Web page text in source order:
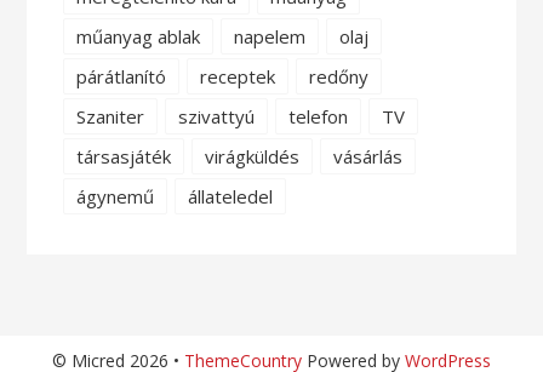
műanyag ablak
napelem
olaj
párátlanító
receptek
redőny
Szaniter
szivattyú telefon
TV
társasjáték
virágküldés
vásárlás
ágynemű
állateledel
© Micred 2026 • ThemeCountry Powered by WordPress